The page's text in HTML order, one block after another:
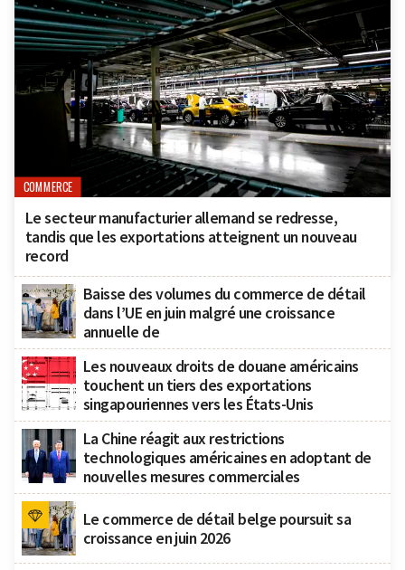
COMMERCE
Le secteur manufacturier allemand se redresse,
tandis que les exportations atteignent un nouveau
record
Baisse des volumes du commerce de détail
dans l’UE en juin malgré une croissance
annuelle de
Les nouveaux droits de douane américains
touchent un tiers des exportations
singapouriennes vers les États-Unis
La Chine réagit aux restrictions
technologiques américaines en adoptant de
nouvelles mesures commerciales
Le commerce de détail belge poursuit sa
croissance en juin 2026